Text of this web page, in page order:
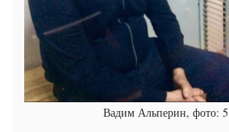
Вадим Альперин, фото: 5